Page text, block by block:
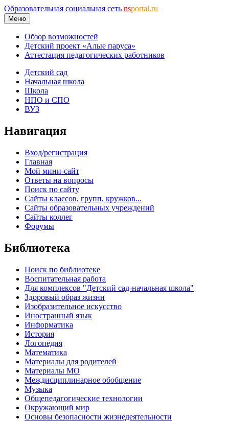
Образовательная социальная сеть nsportal.ru
Меню
Обзор возможностей
Детский проект «Алые паруса»
Аттестация педагогических работников
Детский сад
Начальная школа
Школа
НПО и СПО
ВУЗ
Навигация
Вход/регистрация
Главная
Мой мини-сайт
Ответы на вопросы
Поиск по сайту
Сайты классов, групп, кружков...
Сайты образовательных учреждений
Сайты коллег
Форумы
Библиотека
Поиск по библиотеке
Воспитательная работа
Для комплексов "Детский сад-начальная школа"
Здоровый образ жизни
Изобразительное искусство
Иностранный язык
Информатика
История
Логопедия
Математика
Материалы для родителей
Материалы МО
Междисциплинарное обобщение
Музыка
Общепедагогические технологии
Окружающий мир
Основы безопасности жизнедеятельности